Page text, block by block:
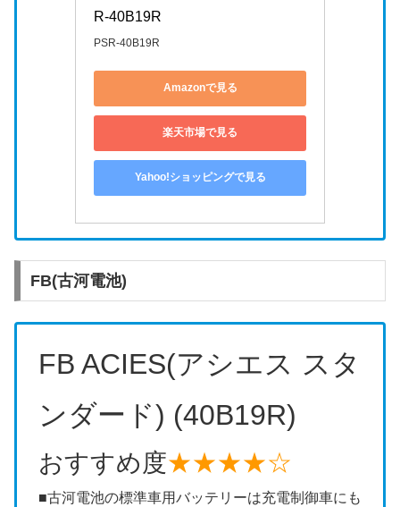
R-40B19R
PSR-40B19R
Amazonで見る
楽天市場で見る
Yahoo!ショッピングで見る
FB(古河電池)
FB ACIES(アシエス スタ
ンダード) (40B19R)
おすすめ度★★★★☆
■古河電池の標準車用バッテリーは充電制御車にも